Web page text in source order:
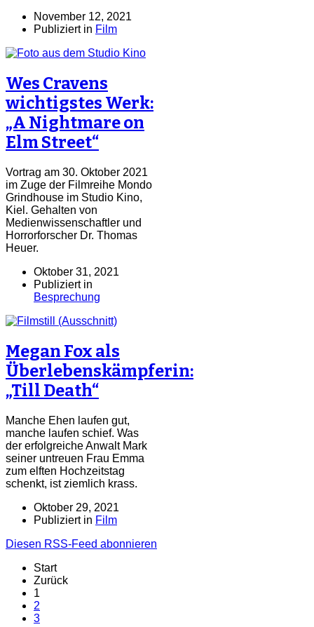
November 12, 2021
Publiziert in Film
Wes Cravens
wichtigstes Werk:
„A Nightmare on
Elm Street“
Vortrag am 30. Oktober 2021
im Zuge der Filmreihe Mondo
Grindhouse im Studio Kino,
Kiel. Gehalten von
Medienwissenschaftler und
Horrorforscher Dr. Thomas
Heuer.
Oktober 31, 2021
Publiziert in
Besprechung
Megan Fox als
Überlebenskämpferin:
„Till Death“
Manche Ehen laufen gut,
manche laufen schief. Was
der erfolgreiche Anwalt Mark
seiner untreuen Frau Emma
zum elften Hochzeitstag
schenkt, ist ziemlich krass.
Oktober 29, 2021
Publiziert in Film
Diesen RSS-Feed abonnieren
Start
Zurück
1
2
3